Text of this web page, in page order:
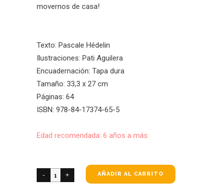
movernos de casa!
Texto: Pascale Hédelin
Ilustraciones: Pati Aguilera
Encuadernación: Tapa dura
Tamaño: 33,3 x 27 cm
Páginas: 64
ISBN: 978-84-17374-65-5
Edad recomendada: 6 años a más
AÑADIR AL CARRITO